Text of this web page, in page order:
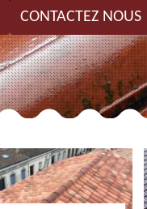
CONTACTEZ NOUS